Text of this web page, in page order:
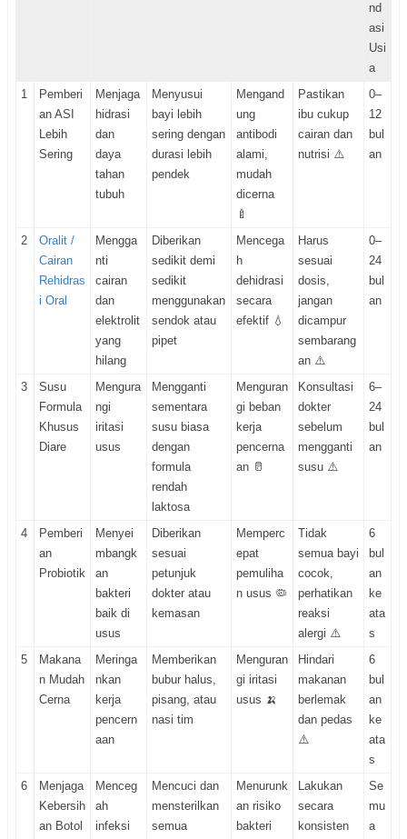
nd
asi
Usi
a
1
Pemberi
an ASI
Lebih
Sering
Menjaga
hidrasi
dan
daya
tahan
tubuh
Menyusui
bayi lebih
sering dengan
durasi lebih
pendek
Mengand
ung
antibodi
alami,
mudah
dicerna
🍼
Pastikan
ibu cukup
cairan dan
nutrisi ⚠️
0–
12
bul
an
2
Oralit /
Cairan
Rehidras
i Oral
Mengga
nti
cairan
dan
elektrolit
yang
hilang
Diberikan
sedikit demi
sedikit
menggunakan
sendok atau
pipet
Mencega
h
dehidrasi
secara
efektif 💧
Harus
sesuai
dosis,
jangan
dicampur
sembarang
an ⚠️
0–
24
bul
an
3
Susu
Formula
Khusus
Diare
Mengura
ngi
iritasi
usus
Mengganti
sementara
susu biasa
dengan
formula
rendah
laktosa
Menguran
gi beban
kerja
pencerna
an 🥛
Konsultasi
dokter
sebelum
mengganti
susu ⚠️
6–
24
bul
an
4
Pemberi
an
Probiotik
Menyei
mbangk
an
bakteri
baik di
usus
Diberikan
sesuai
petunjuk
dokter atau
kemasan
Memperc
epat
pemuliha
n usus 🦠
Tidak
semua bayi
cocok,
perhatikan
reaksi
alergi ⚠️
6
bul
an
ke
ata
s
5
Makana
n Mudah
Cerna
Meringa
nkan
kerja
pencern
aan
Memberikan
bubur halus,
pisang, atau
nasi tim
Menguran
gi iritasi
usus 🍌
Hindari
makanan
berlemak
dan pedas
⚠️
6
bul
an
ke
ata
s
6
Menjaga
Kebersih
an Botol
Menceg
ah
infeksi
Mencuci dan
mensterilkan
semua
Menurunk
an risiko
bakteri
Lakukan
secara
konsisten
Se
mu
a